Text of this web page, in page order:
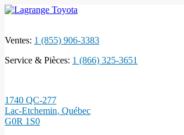
Ventes: 1 (855) 906-3383
Service & Pièces: 1 (866) 325-3651
1740 QC-277
Lac-Etchemin, Québec
G0R 1S0